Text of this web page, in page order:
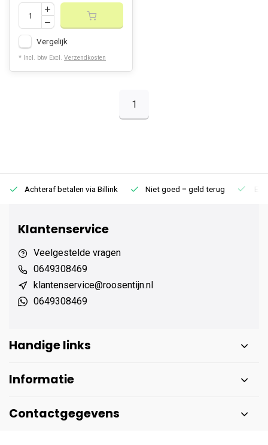
Vergelijk
* Incl. btw Excl. Verzendkosten
1
Achteraf betalen via Billink Niet goed = geld terug
Klantenservice
Veelgestelde vragen
0649308469
klantenservice@roosentijn.nl
0649308469
Handige links
Informatie
Contactgegevens